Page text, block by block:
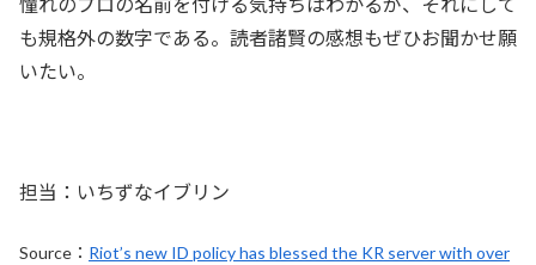
も規格外の数字である。読者諸賢の感想もぜひお聞かせ願
いたい。
担当：いちずなイブリン
Source： Riot’s new ID policy has blessed the KR server with over